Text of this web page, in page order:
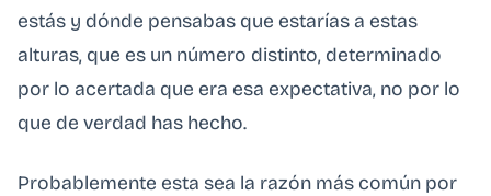
estás y dónde pensabas que estarías a estas
alturas, que es un número distinto, determinado
por lo acertada que era esa expectativa, no por lo
que de verdad has hecho.
Probablemente esta sea la razón más común por